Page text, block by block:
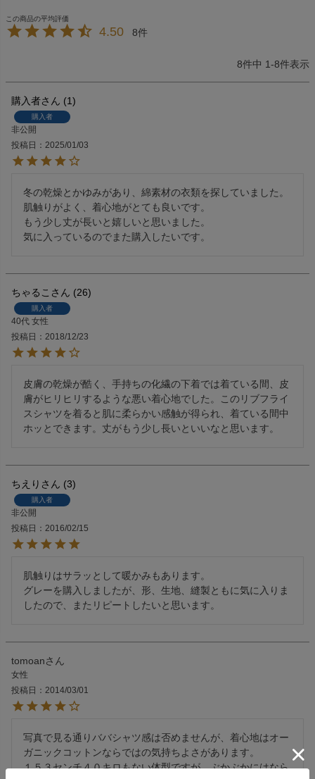
4.50 8
8件中 1-8件表示
購入者 1
購入者
非公開
投稿日
2025/01/03
冬の乾燥とかゆみがあり、綿素材の衣類を探していました。
肌触りがよく、着心地がとても良いです。
もう少し丈が長いと嬉しいと思いました。
気に入っているのでまた購入したいです。
ちゃるこ 26
購入者
40代 女性
投稿日
2018/12/23
皮膚の乾燥が酷く、手持ちの化繊の下着では着ている間、皮
膚がヒリヒリするような悪い着心地でした。このリブフライ
スシャツを着ると肌に柔らかい感触が得られ、着ている間中
ホッとできます。丈がもう少し長いといいなと思います。
ちえり 3
購入者
非公開
投稿日
2016/02/15
肌触りはサラッとして暖かみもあります。
グレーを購入しましたが、形、生地、縫製ともに気に入りま
したので、またリピートしたいと思います。
tomoan
女性
投稿日
2014/03/01
写真で見る通りババシャツ感は否めませんが、着心地はオー
ガニックコットンならではの気持ちよさがあります。
１５３センチ４０キロもない体型ですが、ぶかぶかにはなら